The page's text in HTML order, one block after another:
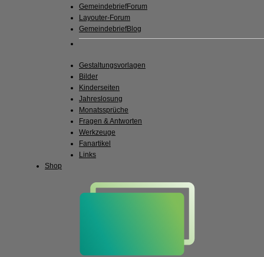
GemeindebriefForum
Layouter-Forum
GemeindebriefBlog
Gestaltungsvorlagen
Bilder
Kinderseiten
Jahreslosung
Monatssprüche
Fragen & Antworten
Werkzeuge
Fanartikel
Links
Shop